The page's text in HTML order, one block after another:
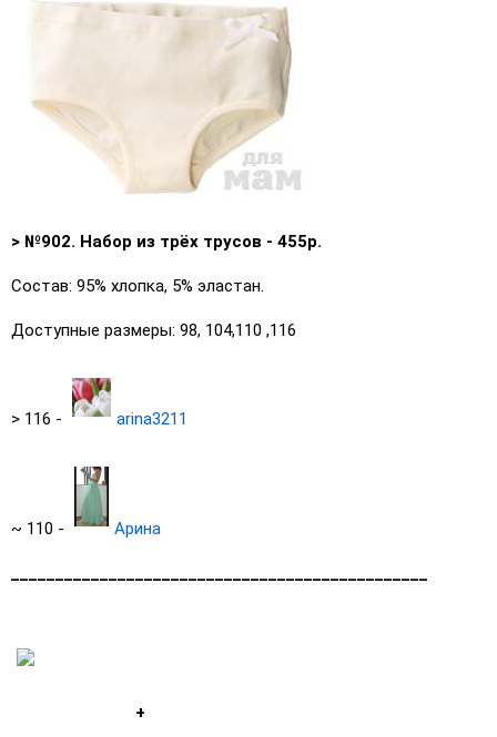
> №902. Набор из трёх трусов - 455р.
Состав: 95% хлопка, 5% эластан.
Доступные размеры: 98, 104,110 ,116
> 116 - arina3211
~ 110 - Арина
+